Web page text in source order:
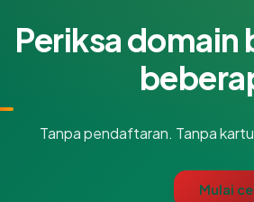
Periksa
Tanpa pendaftaran. Tanpa
Mulai